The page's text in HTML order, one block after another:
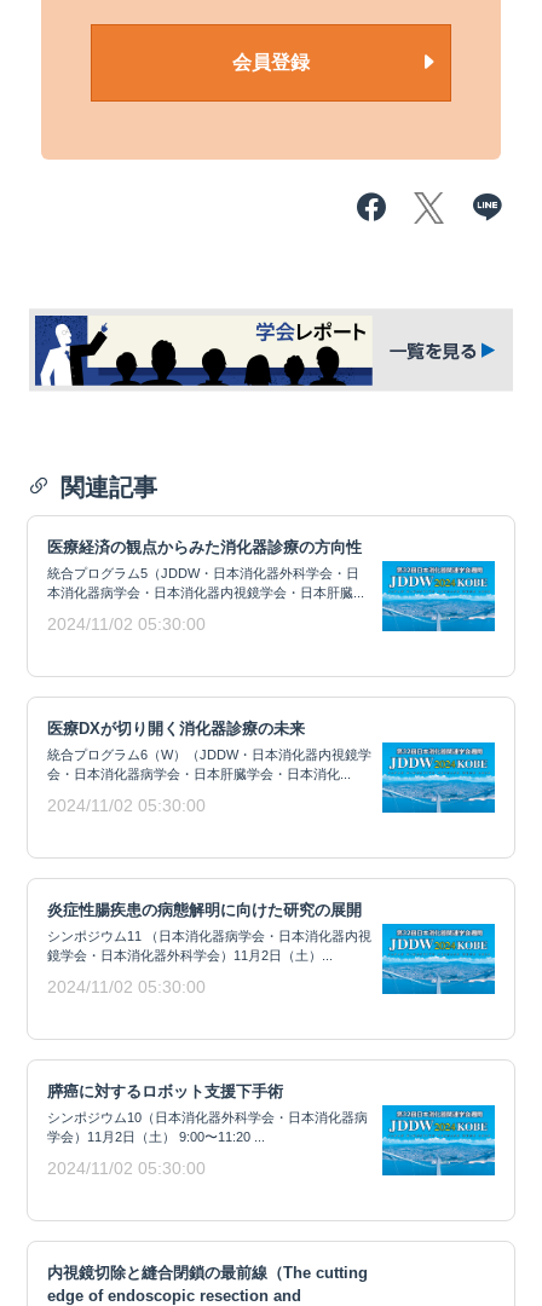
会員登録
関連記事
医療経済の観点からみた消化器診療の方向性
統合プログラム5（JDDW・日本消化器外科学会・日
本消化器病学会・日本消化器内視鏡学会・日本肝臓...
2024/11/02 05:30:00
医療DXが切り開く消化器診療の未来
統合プログラム6（W）（JDDW・日本消化器内視鏡学
会・日本消化器病学会・日本肝臓学会・日本消化...
2024/11/02 05:30:00
炎症性腸疾患の病態解明に向けた研究の展開
シンポジウム11 （日本消化器病学会・日本消化器内視
鏡学会・日本消化器外科学会）11月2日（土）...
2024/11/02 05:30:00
膵癌に対するロボット支援下手術
シンポジウム10（日本消化器外科学会・日本消化器病
学会）11月2日（土） 9:00〜11:20 ...
2024/11/02 05:30:00
内視鏡切除と縫合閉鎖の最前線（The cutting
edge of endoscopic resection and